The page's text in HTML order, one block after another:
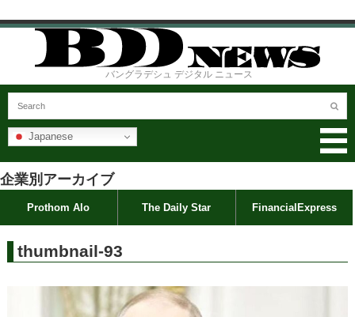
バングラデシュ デジタル ニュース
Japanese
企業別アーカイブ
Prothom Alo The Daily Star FinancialExpress
thumbnail-93